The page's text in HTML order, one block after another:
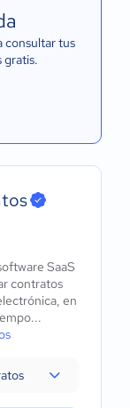
consultar tus
gratis.
SaaS
contratos
en